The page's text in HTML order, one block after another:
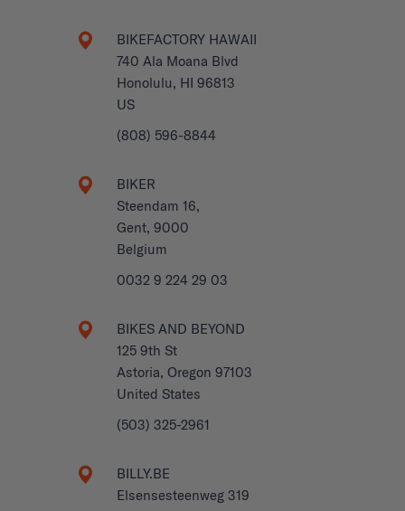
BIKEFACTORY HAWAII
740 Ala Moana Blvd
Honolulu, HI 96813
US
(808) 596-8844
BIKER
Steendam 16,
Gent, 9000
Belgium
0032 9 224 29 03
BIKES AND BEYOND
125 9th St
Astoria, Oregon 97103
United States
(503) 325-2961
BILLY.BE
Elsensesteenweg 319